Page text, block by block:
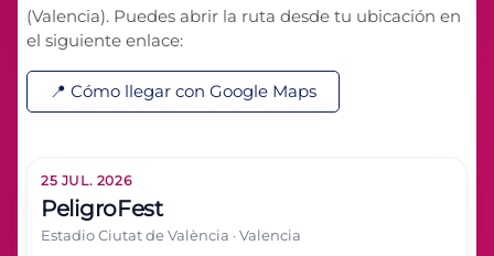
(Valencia). Puedes abrir la ruta desde tu ubicación en
el siguiente enlace:
📍 Cómo llegar con Google Maps
25 JUL. 2026
PeligroFest
Estadio Ciutat de València · Valencia